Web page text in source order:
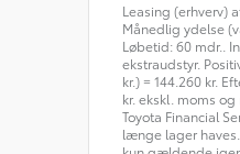
Leasing (erhverv)
Månedlig ydelse
Løbetid: 60 mdr..
ekstraudstyr.
kr.) = 144.260 kr.
kr. ekskl. moms
Toyota Financial
længe lager